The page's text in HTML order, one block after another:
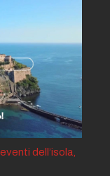
dell’isola,